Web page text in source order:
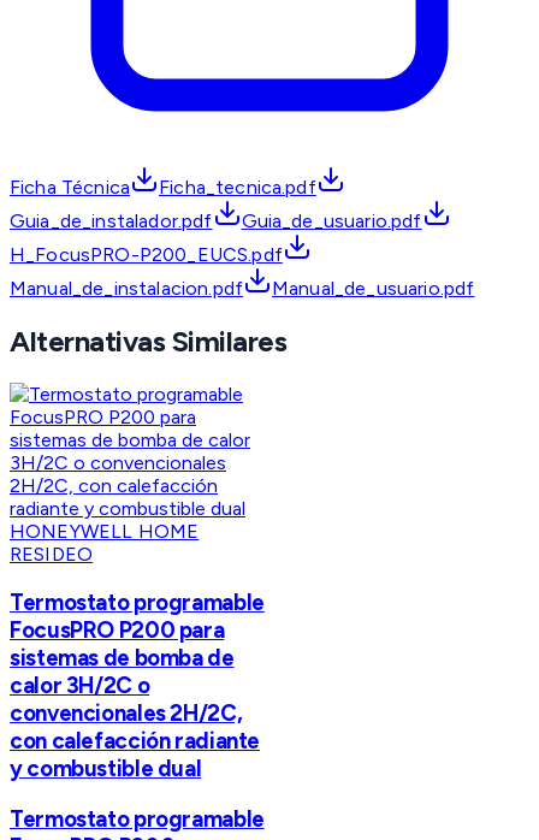
Ficha Técnica
Ficha_tecnica.pdf
Guia_de_instalador.pdf
Guia_de_usuario.pdf
H_FocusPRO-P200_EUCS.pdf
Manual_de_instalacion.pdf
Manual_de_usuario.pdf
Alternativas Similares
HONEYWELL HOME
RESIDEO
Termostato programable
FocusPRO P200 para
sistemas de bomba de
calor 3H/2C o
convencionales 2H/2C,
con calefacción radiante
y combustible dual
Termostato programable